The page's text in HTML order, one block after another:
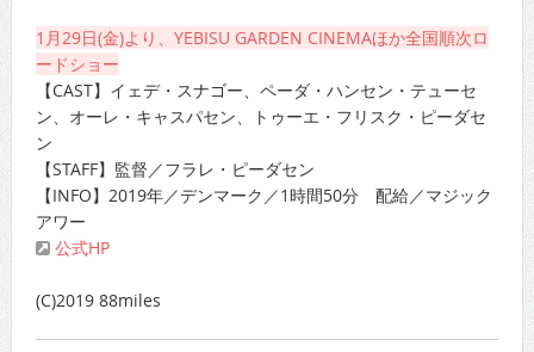
1月29日(金)より、YEBISU GARDEN CINEMAほか全国順次ロ
ードショー
【CAST】イェデ・スナゴー、ペーダ・ハンセン・テューセ
ン、オーレ・キャスパセン、トゥーエ・フリスク・ピーダセ
ン
【STAFF】監督／フラレ・ピーダセン
【INFO】2019年／デンマーク／1時間50分 配給／マジック
アワー
公式HP
(C)2019 88miles